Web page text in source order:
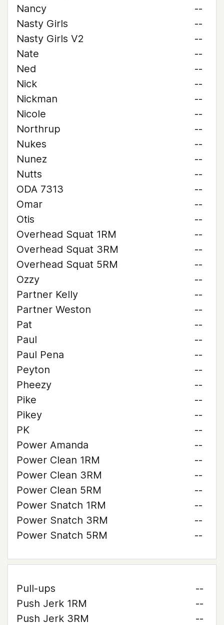
Nancy
--
Nasty Girls
--
Nasty Girls V2
--
Nate
--
Ned
--
Nick
--
Nickman
--
Nicole
--
Northrup
--
Nukes
--
Nunez
--
Nutts
--
ODA 7313
--
Omar
--
Otis
--
Overhead Squat 1RM
--
Overhead Squat 3RM
--
Overhead Squat 5RM
--
Ozzy
--
Partner Kelly
--
Partner Weston
--
Pat
--
Paul
--
Paul Pena
--
Peyton
--
Pheezy
--
Pike
--
Pikey
--
PK
--
Power Amanda
--
Power Clean 1RM
--
Power Clean 3RM
--
Power Clean 5RM
--
Power Snatch 1RM
--
Power Snatch 3RM
--
Power Snatch 5RM
--
Pull-ups
--
Push Jerk 1RM
--
Push Jerk 3RM
--